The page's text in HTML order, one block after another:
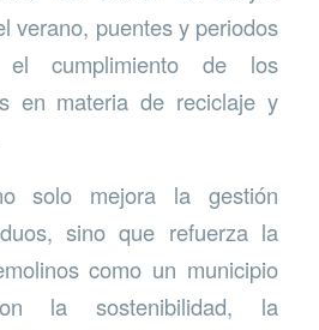
verano, puentes y periodos
el cumplimiento de los
en materia de reciclaje y
solo mejora la gestión
sino que refuerza la
como un municipio
la sostenibilidad, la